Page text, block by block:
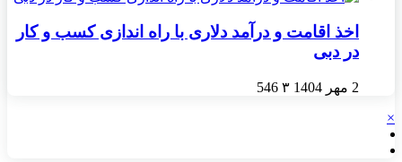
اخذ اقامت و درآمد دلاری با راه اندازی کسب و کار
در دبی
2 مهر 1404 ۳ 546
×